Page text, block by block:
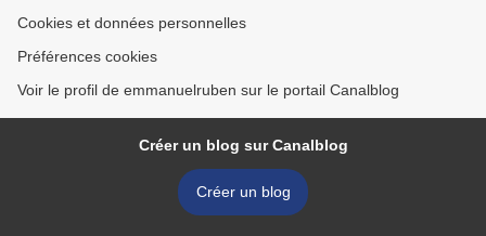
Cookies et données personnelles
Préférences cookies
Voir le profil de emmanuelruben sur le portail Canalblog
Créer un blog sur Canalblog
Créer un blog